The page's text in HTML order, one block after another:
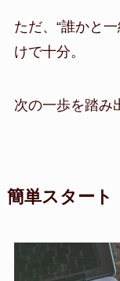
ただ、“誰かと
けで十分。
次の一歩を踏み
簡単スタート